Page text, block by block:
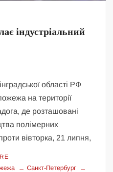
індустріальний
області РФ
на території
де розташовані
полімерних
вівторка, 21 липня,
Санкт-Петербург